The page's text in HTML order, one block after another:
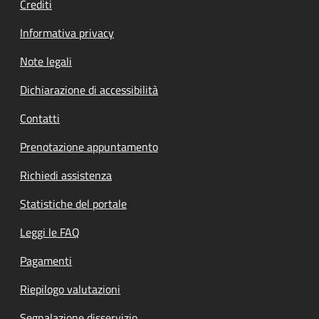
Crediti
Informativa privacy
Note legali
Dichiarazione di accessibilità
Contatti
Prenotazione appuntamento
Richiedi assistenza
Statistiche del portale
Leggi le FAQ
Pagamenti
Riepilogo valutazioni